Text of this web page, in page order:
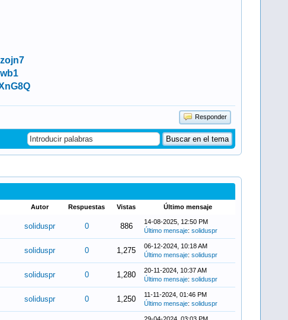
Responder
Autor Respuestas Vistas Último mensaje
soliduspr 0 886
14-08-2025, 12:50 PM
Último mensaje: soliduspr
soliduspr 0 1,275
06-12-2024, 10:18 AM
Último mensaje: soliduspr
soliduspr 0 1,280
20-11-2024, 10:37 AM
Último mensaje: soliduspr
soliduspr 0 1,250
11-11-2024, 01:46 PM
Último mensaje: soliduspr